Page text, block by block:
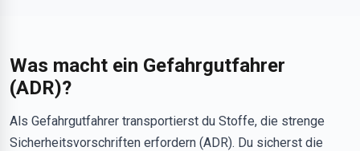
Was macht ein Gefahrgutfahrer
(ADR)?
Als Gefahrgutfahrer transportierst du Stoffe, die strenge
Sicherheitsvorschriften erfordern (ADR). Du sicherst die